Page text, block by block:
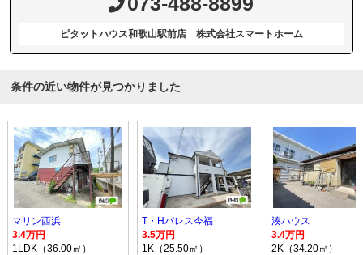
ピタットハウス和歌山駅前店 株式会社スマートホーム
条件の近い物件が見つかりました
マリン西浜
3.4万円
1LDK（36.00㎡）
T・Hパレス今福
3.5万円
1K（25.50㎡）
湊ハウス
3.4万円
2K（34.20㎡）